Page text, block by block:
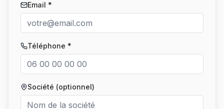
Email *
Téléphone *
Société (optionnel)